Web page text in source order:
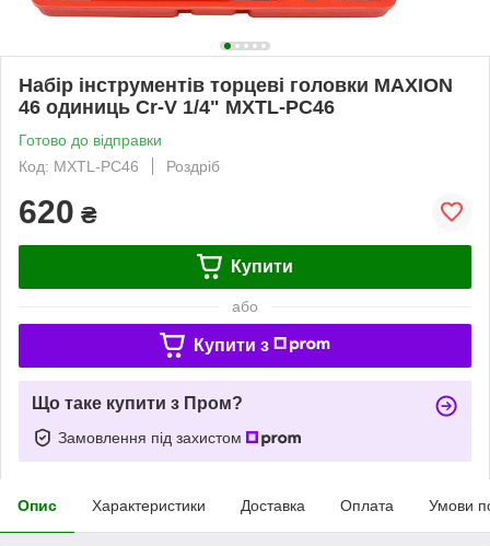
Набір інструментів торцеві головки MAXION
46 одиниць Cr-V 1/4" MXTL-PC46
Готово до відправки
Код: MXTL-PC46
Роздріб
620 ₴
Купити
або
Купити з
Що таке купити з Пром?
Замовлення під захистом
Опис Характеристики Доставка Оплата Умови